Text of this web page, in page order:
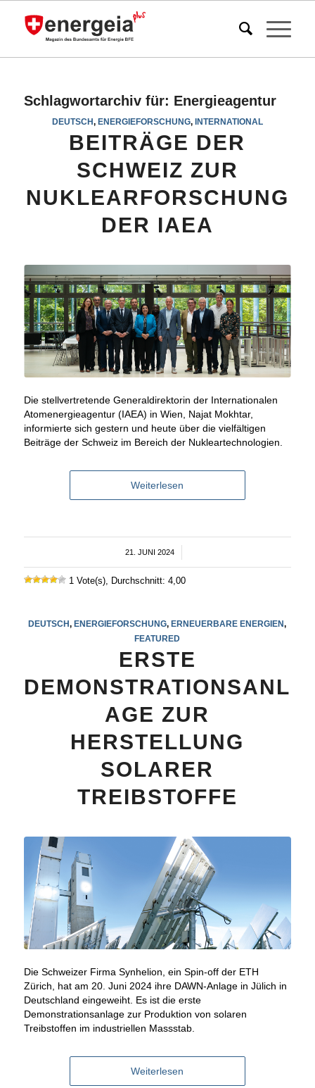
Schlagwortarchiv für: Energieagentur
DEUTSCH, ENERGIEFORSCHUNG, INTERNATIONAL
BEITRÄGE DER
SCHWEIZ ZUR
NUKLEARFORSCHUNG
DER IAEA
Die stellvertretende Generaldirektorin der Internationalen
Atomenergieagentur (IAEA) in Wien, Najat Mokhtar,
informierte sich gestern und heute über die vielfältigen
Beiträge der Schweiz im Bereich der Nukleartechnologien.
Weiterlesen
21. JUNI 2024
/
1 Vote(s), Durchschnitt: 4,00
DEUTSCH,ENERGIEFORSCHUNG,ERNEUERBARE ENERGIEN,
FEATURED
ERSTE
DEMONSTRATIONSANL
AGE ZUR
HERSTELLUNG
SOLARER
TREIBSTOFFE
Die Schweizer Firma Synhelion, ein Spin-off der ETH
Zürich, hat am 20. Juni 2024 ihre DAWN-Anlage in Jülich in
Deutschland eingeweiht. Es ist die erste
Demonstrationsanlage zur Produktion von solaren
Treibstoffen im industriellen Massstab.
Weiterlesen